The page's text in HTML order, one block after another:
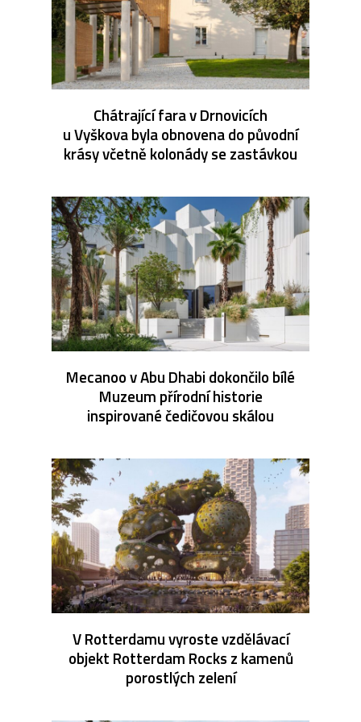
Chátrající fara v Drnovicích
u Vyškova byla obnovena do původní
krásy včetně kolonády se zastávkou
Mecanoo v Abu Dhabi dokončilo bílé
Muzeum přírodní historie
inspirované čedičovou skálou
V Rotterdamu vyroste vzdělávací
objekt Rotterdam Rocks z kamenů
porostlých zelení